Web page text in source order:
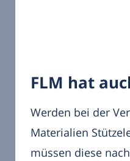
FLM hat
Werden bei der
Materialien
müssen diese